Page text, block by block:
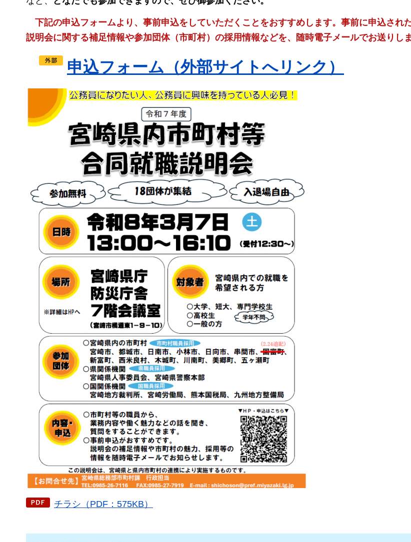
下記の申込フォームより、事前申込をしていただくことをおすすめします。事前に申込され
説明会に関する補足情報や参加団体（市町村）の採用情報などを、随時電子メールでお送りしま
申込フォーム（外部サイトへリンク）
チラシ（PDF：575KB）